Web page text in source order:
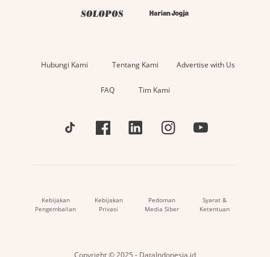
Hubungi Kami Tentang Kami Advertise with Us
FAQ Tim Kami
Kebijakan
Pengembalian
Kebijakan
Privasi
Pedoman
Media Siber
Syarat &
Ketentuan